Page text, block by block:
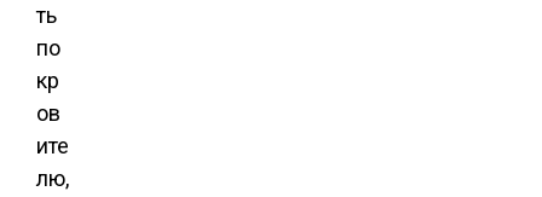
ть
по
кр
ов
ите
лю,